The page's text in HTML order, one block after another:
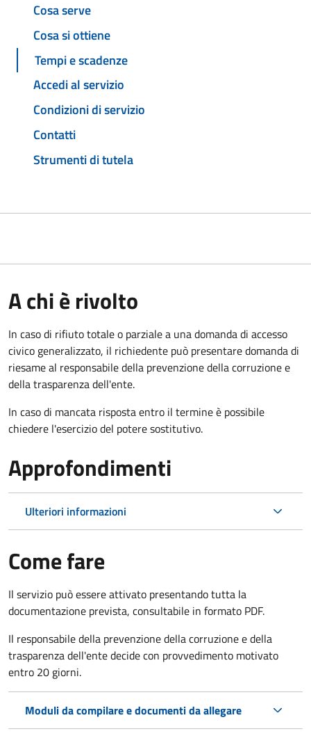
Cosa serve
Cosa si ottiene
Tempi e scadenze
Accedi al servizio
Condizioni di servizio
Contatti
Strumenti di tutela
A chi è rivolto
In caso di rifiuto totale o parziale a una domanda di accesso
civico generalizzato, il richiedente può presentare domanda di
riesame al responsabile della prevenzione della corruzione e
della trasparenza dell'ente.
In caso di mancata risposta entro il termine è possibile
chiedere l'esercizio del potere sostitutivo.
Approfondimenti
Ulteriori informazioni
Come fare
Il servizio può essere attivato presentando tutta la
documentazione prevista, consultabile in formato PDF.
Il responsabile della prevenzione della corruzione e della
trasparenza dell'ente decide con provvedimento motivato
entro 20 giorni.
Moduli da compilare e documenti da allegare